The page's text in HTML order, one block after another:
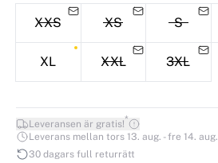
XXS XS S
XL XXL 3XL
Leveransen är gratis!*
Leverans mellan tors 13. aug. - fre 14. aug.
30 dagars full returrätt